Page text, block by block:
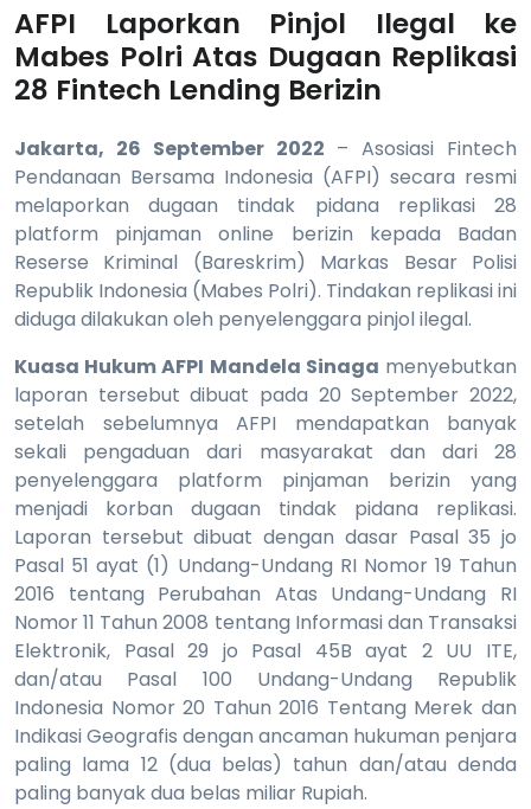
AFPI Laporkan Pinjol Ilegal ke
Mabes Polri Atas Dugaan Replikasi
28 Fintech Lending Berizin
Jakarta, 26 September 2022 – Asosiasi Fintech
Pendanaan Bersama Indonesia (AFPI) secara resmi
melaporkan dugaan tindak pidana replikasi 28
platform pinjaman online berizin kepada Badan
Reserse Kriminal (Bareskrim) Markas Besar Polisi
Republik Indonesia (Mabes Polri). Tindakan replikasi ini
diduga dilakukan oleh penyelenggara pinjol ilegal.
Kuasa Hukum AFPI Mandela Sinaga menyebutkan
laporan tersebut dibuat pada 20 September 2022,
setelah sebelumnya AFPI mendapatkan banyak
sekali pengaduan dari masyarakat dan dari 28
penyelenggara platform pinjaman berizin yang
menjadi korban dugaan tindak pidana replikasi.
Laporan tersebut dibuat dengan dasar Pasal 35 jo
Pasal 51 ayat (1) Undang-Undang RI Nomor 19 Tahun
2016 tentang Perubahan Atas Undang-Undang RI
Nomor 11 Tahun 2008 tentang Informasi dan Transaksi
Elektronik, Pasal 29 jo Pasal 45B ayat 2 UU ITE,
dan/atau Pasal 100 Undang-Undang Republik
Indonesia Nomor 20 Tahun 2016 Tentang Merek dan
Indikasi Geografis dengan ancaman hukuman penjara
paling lama 12 (dua belas) tahun dan/atau denda
paling banyak dua belas miliar Rupiah.